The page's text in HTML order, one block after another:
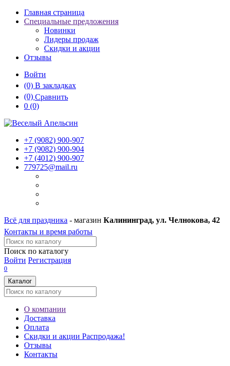
Главная страница
Специальные предложения
Новинки
Лидеры продаж
Скидки и акции
Отзывы
Войти
(0) В закладках
(0) Сравнить
0 (0)
+7 (9082) 900-907
+7 (9082) 900-904
+7 (4012) 900-907
779725@mail.ru
Всё для праздника - магазин Калининград, ул. Челнокова, 42
Контакты и время работы
Поиск по каталогу
Войти Регистрация
0
Каталог
О компании
Доставка
Оплата
Скидки и акции Распродажа!
Отзывы
Контакты